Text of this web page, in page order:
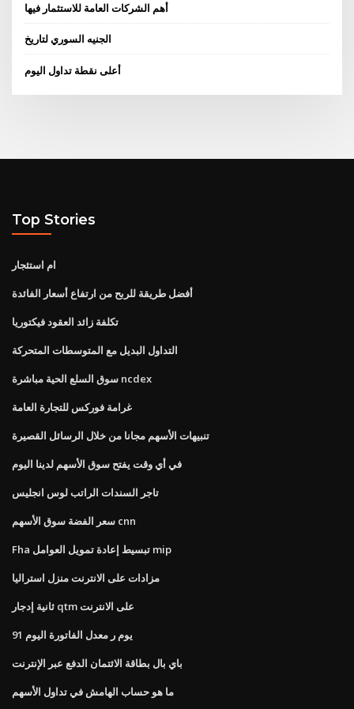
أهم الشركات العامة للاستثمار فيها
الجنيه السوري لتاريخ
أعلى نقطة تداول اليوم
Top Stories
ام استئجار
أفضل طريقة للربح من ارتفاع أسعار الفائدة
تكلفة زائد العقود فيكتوريا
التداول البديل مع المتوسطات المتحركة
سوق السلع الحية مباشرة ncdex
غرامة فوركس للتجارة العامة
تنبيهات الأسهم مجانا من خلال الرسائل القصيرة
في أي وقت يفتح سوق الأسهم لدينا اليوم
تاجر السندات الراتب لوس انجليس
سعر الفضة سوق الأسهم cnn
Fha تبسيط إعادة تمويل العوامل mip
مزادات على الانترنت منزل استراليا
ثانية إدجار qtm على الانترنت
91 يوم ر معدل الفاتورة اليوم
باي بال بطاقة الائتمان الدفع عبر الإنترنت
ما هو حساب الهامش في تداول الأسهم